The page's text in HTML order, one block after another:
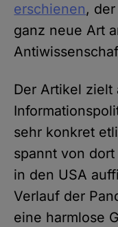
erschienen,
ganz neue Art
Der Artikel zielt
sehr konkret
spannt von
in den USA
Verlauf der
eine harmlose